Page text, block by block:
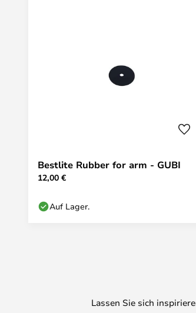
Bestlite Rubber for arm - GUBI
12,00 €
Auf Lager.
Lassen Sie sich